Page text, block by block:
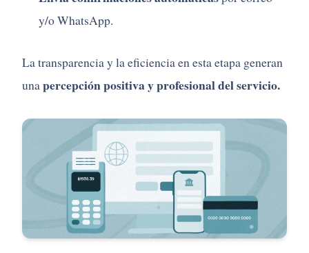
y/o WhatsApp.
La transparencia y la eficiencia en esta etapa generan
unapercepción positiva y profesional del servicio.